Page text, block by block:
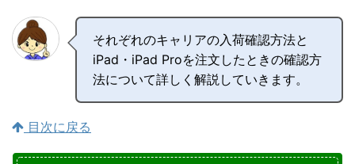
それぞれのキャリアの入荷確認方法と
iPad・iPad Proを注文したときの確認方
法について詳しく解説していきます。
目次に戻る